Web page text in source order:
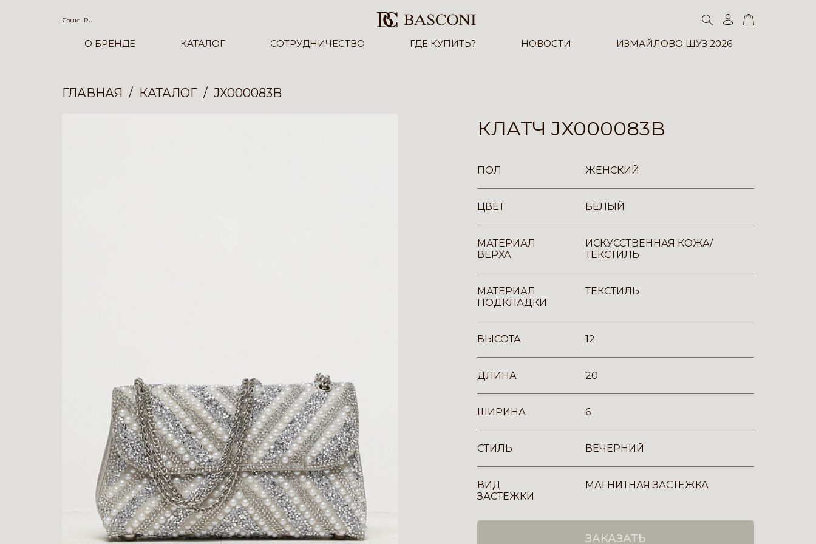
Язык: RU
О БРЕНДЕ КАТАЛОГ СОТРУДНИЧЕСТВО ГДЕ КУПИТЬ? НОВОСТИ ИЗМАЙЛОВО ШУЗ 2026
ГЛАВНАЯ КАТАЛОГ JX000083B
КЛАТЧ JX000083B
ПОЛ ЖЕНСКИЙ
ЦВЕТ БЕЛЫЙ
МАТЕРИАЛ
ВЕРХА
ИСКУССТВЕННАЯ КОЖА/
ТЕКСТИЛЬ
МАТЕРИАЛ
ПОДКЛАДКИ
ТЕКСТИЛЬ
ВЫСОТА 12
ДЛИНА 20
ШИРИНА 6
СТИЛЬ ВЕЧЕРНИЙ
ВИД
ЗАСТЕЖКИ
МАГНИТНАЯ ЗАСТЕЖКА
ЗАКАЗАТЬ